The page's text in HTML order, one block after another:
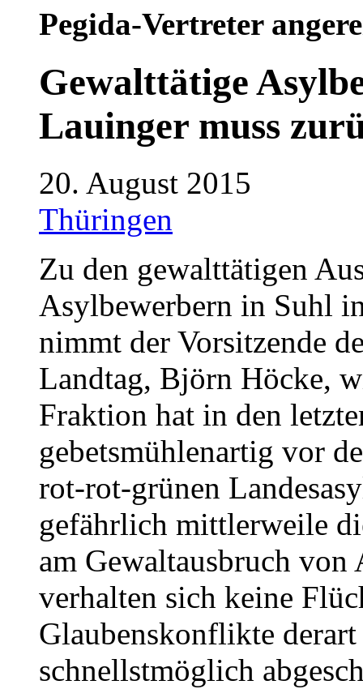
Pegida-Vertreter
Gewalttätige
Lauinger muss
20. August 2015
Thüringen
Zu den gewalttätigen
Asylbewerbern in Suhl
nimmt der Vorsitzende
Landtag, Björn Höcke,
Fraktion hat in den
gebetsmühlenartig vor
rot-rot-grünen
gefährlich mittlerweile
am Gewaltausbruch
verhalten sich keine
Glaubenskonflikte derart
schnellstmöglich